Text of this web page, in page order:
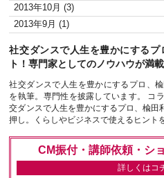
2013年10月 (3)
2013年9月 (1)
社交ダンスで人生を豊かにする
ト！専門家としてのノウハウが満
社交ダンスで人生を豊かにするプロ、
を執筆。専門性を披露しています。 コ
交ダンスで人生を豊かにするプロ、楡田
押し。くらしやビジネスで使えるヒント
CM振付・講師依頼・シ
詳しくはコ